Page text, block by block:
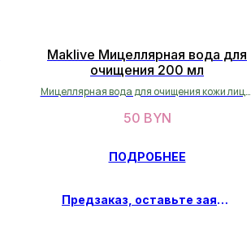
Maklive Мицеллярная вода для
очищения 200 мл
Мицеллярная вода для очищения кожи лица,
50 BYN
ПОДРОБНЕЕ
Предзаказ, оставьте заявку